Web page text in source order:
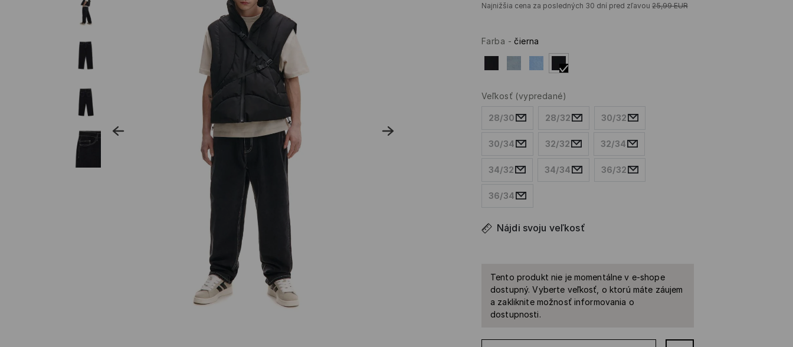
Najnižšia cena za posledných 30 dní pred zľavou 25,99 EUR
Farba -čierna
Veľkosť (vypredané)
28/30 28/32 30/32
30/34 32/32 32/34
34/32 34/34 36/32
36/34
Nájdi svoju veľkosť
Tento produkt nie je momentálne v e-shope
dostupný. Vyberte veľkosť, o ktorú máte záujem
a zakliknite možnosť informovania o
dostupnosti.